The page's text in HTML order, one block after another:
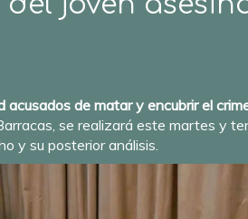
acusados de matar y encubrir el
se realizará este martes y
y su posterior análisis.